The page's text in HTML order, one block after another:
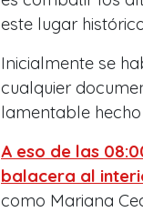
este lugar
Inicialmente se
cualquier
lamentable
A eso de las
balacera al
como Mariana